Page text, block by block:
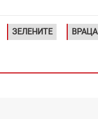
ЗЕЛЕНИТЕ ВРАЦА